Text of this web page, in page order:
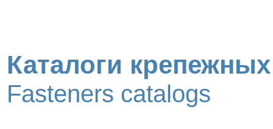
Каталоги
Fasteners catalogs